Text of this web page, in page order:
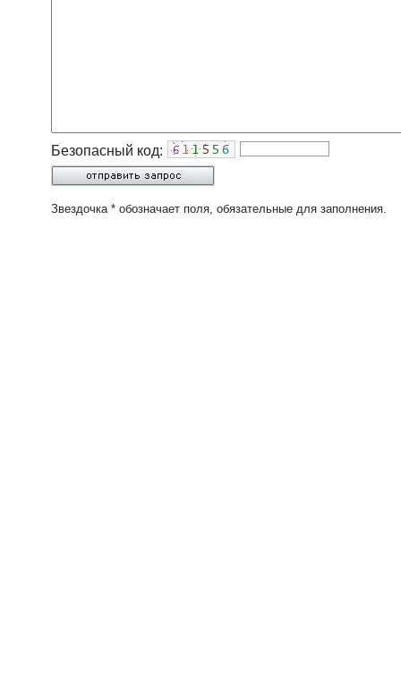
Безопасный код:
Звездочка * обозначает поля, обязательные для заполнения.